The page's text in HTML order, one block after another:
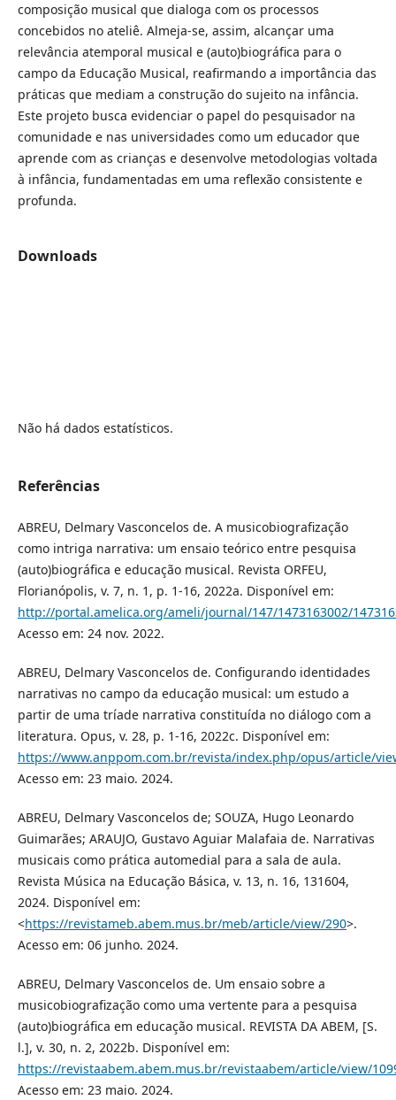
composição musical que dialoga com os processos
concebidos no ateliê. Almeja-se, assim, alcançar uma
relevância atemporal musical e (auto)biográfica para o
campo da Educação Musical, reafirmando a importância das
práticas que mediam a construção do sujeito na infância.
Este projeto busca evidenciar o papel do pesquisador na
comunidade e nas universidades como um educador que
aprende com as crianças e desenvolve metodologias voltada
à infância, fundamentadas em uma reflexão consistente e
profunda.
Downloads
Não há dados estatísticos.
Referências
ABREU, Delmary Vasconcelos de. A musicobiografização
como intriga narrativa: um ensaio teórico entre pesquisa
(auto)biográfica e educação musical. Revista ORFEU,
Florianópolis, v. 7, n. 1, p. 1-16, 2022a. Disponível em:
http://portal.amelica.org/ameli/journal/147/1473163002/
Acesso em: 24 nov. 2022.
ABREU, Delmary Vasconcelos de. Configurando identidades
narrativas no campo da educação musical: um estudo a
partir de uma tríade narrativa constituída no diálogo com a
literatura. Opus, v. 28, p. 1-16, 2022c. Disponível em:
https://www.anppom.com.br/revista/index.php/opus/article/
Acesso em: 23 maio. 2024.
ABREU, Delmary Vasconcelos de; SOUZA, Hugo Leonardo
Guimarães; ARAUJO, Gustavo Aguiar Malafaia de. Narrativas
musicais como prática automedial para a sala de aula.
Revista Música na Educação Básica, v. 13, n. 16, 131604,
2024. Disponível em:
<https://revistameb.abem.mus.br/meb/article/view/290>.
Acesso em: 06 junho. 2024.
ABREU, Delmary Vasconcelos de. Um ensaio sobre a
musicobiografização como uma vertente para a pesquisa
(auto)biográfica em educação musical. REVISTA DA ABEM, [S.
l.], v. 30, n. 2, 2022b. Disponível em:
https://revistaabem.abem.mus.br/revistaabem/article/view/
Acesso em: 23 maio. 2024.